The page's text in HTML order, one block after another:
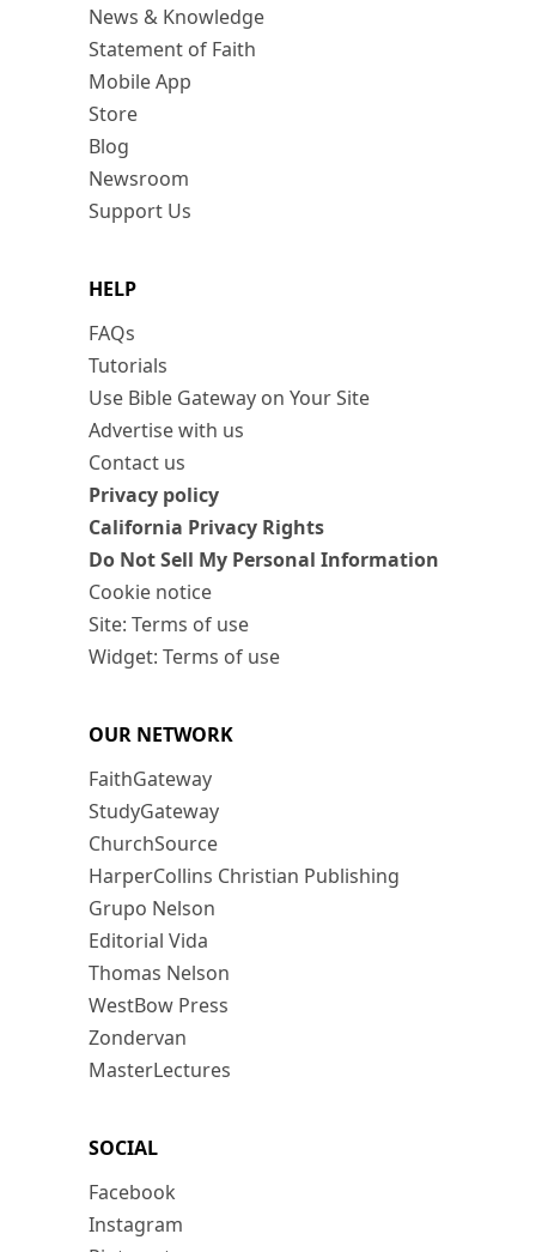
News & Knowledge
Statement of Faith
Mobile App
Store
Blog
Newsroom
Support Us
HELP
FAQs
Tutorials
Use Bible Gateway on Your Site
Advertise with us
Contact us
Privacy policy
California Privacy Rights
Do Not Sell My Personal Information
Cookie notice
Site: Terms of use
Widget: Terms of use
OUR NETWORK
FaithGateway
StudyGateway
ChurchSource
HarperCollins Christian Publishing
Grupo Nelson
Editorial Vida
Thomas Nelson
WestBow Press
Zondervan
MasterLectures
SOCIAL
Facebook
Instagram